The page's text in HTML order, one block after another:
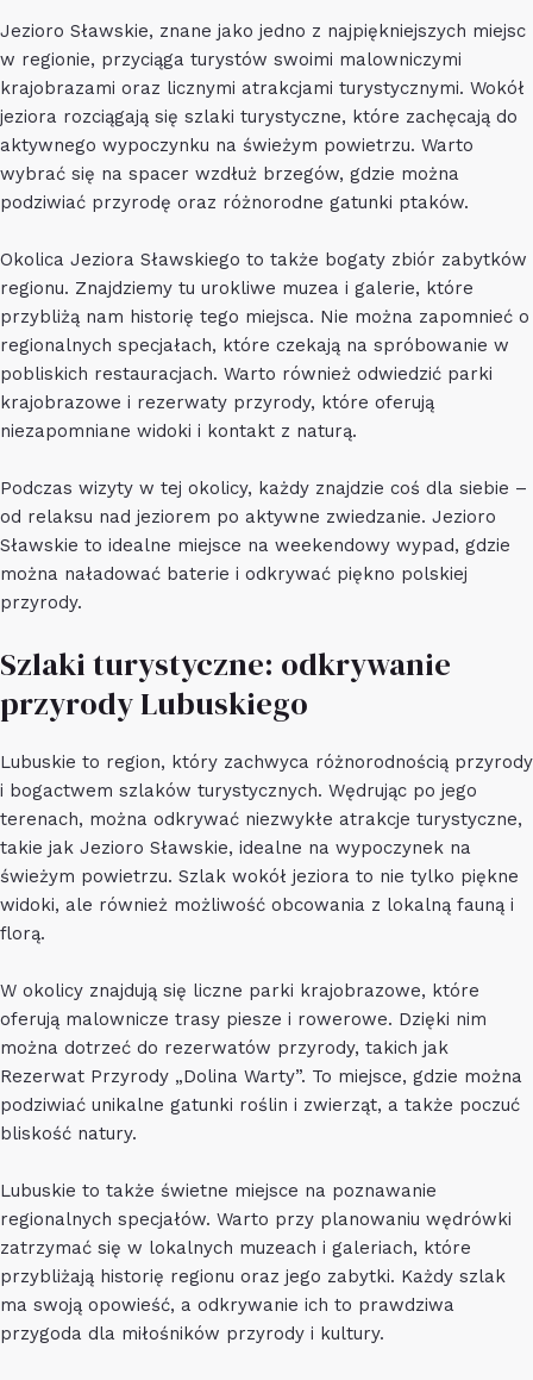
Jezioro Sławskie, znane jako jedno z najpiękniejszych miejsc
w regionie, przyciąga turystów swoimi malowniczymi
krajobrazami oraz licznymi atrakcjami turystycznymi. Wokół
jeziora rozciągają się szlaki turystyczne, które zachęcają do
aktywnego wypoczynku na świeżym powietrzu. Warto
wybrać się na spacer wzdłuż brzegów, gdzie można
podziwiać przyrodę oraz różnorodne gatunki ptaków.
Okolica Jeziora Sławskiego to także bogaty zbiór zabytków
regionu. Znajdziemy tu urokliwe muzea i galerie, które
przybliżą nam historię tego miejsca. Nie można zapomnieć o
regionalnych specjałach, które czekają na spróbowanie w
pobliskich restauracjach. Warto również odwiedzić parki
krajobrazowe i rezerwaty przyrody, które oferują
niezapomniane widoki i kontakt z naturą.
Podczas wizyty w tej okolicy, każdy znajdzie coś dla siebie –
od relaksu nad jeziorem po aktywne zwiedzanie. Jezioro
Sławskie to idealne miejsce na weekendowy wypad, gdzie
można naładować baterie i odkrywać piękno polskiej
przyrody.
Szlaki turystyczne: odkrywanie
przyrody Lubuskiego
Lubuskie to region, który zachwyca różnorodnością przyrody
i bogactwem szlaków turystycznych. Wędrując po jego
terenach, można odkrywać niezwykłe atrakcje turystyczne,
takie jak Jezioro Sławskie, idealne na wypoczynek na
świeżym powietrzu. Szlak wokół jeziora to nie tylko piękne
widoki, ale również możliwość obcowania z lokalną fauną i
florą.
W okolicy znajdują się liczne parki krajobrazowe, które
oferują malownicze trasy piesze i rowerowe. Dzięki nim
można dotrzeć do rezerwatów przyrody, takich jak
Rezerwat Przyrody „Dolina Warty”. To miejsce, gdzie można
podziwiać unikalne gatunki roślin i zwierząt, a także poczuć
bliskość natury.
Lubuskie to także świetne miejsce na poznawanie
regionalnych specjałów. Warto przy planowaniu wędrówki
zatrzymać się w lokalnych muzeach i galeriach, które
przybliżają historię regionu oraz jego zabytki. Każdy szlak
ma swoją opowieść, a odkrywanie ich to prawdziwa
przygoda dla miłośników przyrody i kultury.